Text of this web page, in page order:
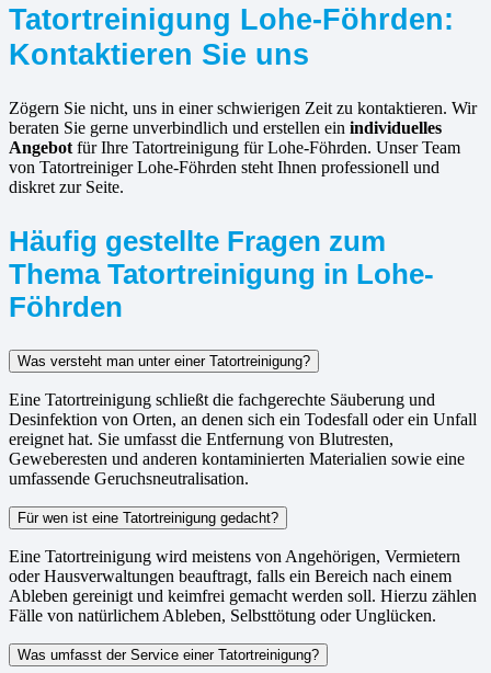
Tatortreinigung Lohe-Föhrden:
Kontaktieren Sie uns
Zögern Sie nicht, uns in einer schwierigen Zeit zu kontaktieren. Wir
beraten Sie gerne unverbindlich und erstellen ein individuelles
Angebot für Ihre Tatortreinigung für Lohe-Föhrden. Unser Team
von Tatortreiniger Lohe-Föhrden steht Ihnen professionell und
diskret zur Seite.
Häufig gestellte Fragen zum
Thema Tatortreinigung in Lohe-
Föhrden
Was versteht man unter einer Tatortreinigung?
Eine Tatortreinigung schließt die fachgerechte Säuberung und
Desinfektion von Orten, an denen sich ein Todesfall oder ein Unfall
ereignet hat. Sie umfasst die Entfernung von Blutresten,
Geweberesten und anderen kontaminierten Materialien sowie eine
umfassende Geruchsneutralisation.
Für wen ist eine Tatortreinigung gedacht?
Eine Tatortreinigung wird meistens von Angehörigen, Vermietern
oder Hausverwaltungen beauftragt, falls ein Bereich nach einem
Ableben gereinigt und keimfrei gemacht werden soll. Hierzu zählen
Fälle von natürlichem Ableben, Selbsttötung oder Unglücken.
Was umfasst der Service einer Tatortreinigung?